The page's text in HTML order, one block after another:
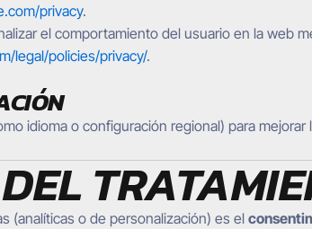
privacy.
el comportamiento del usuario en la web
legal/policies/privacy/.
idioma o configuración regional) para mejorar
(analíticas o de personalización) es el